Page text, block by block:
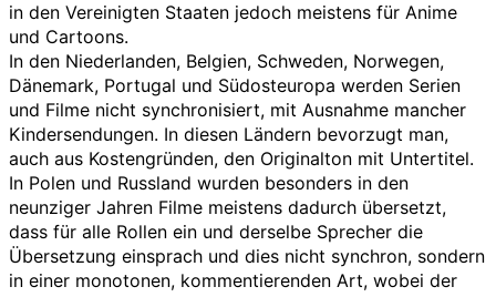
in den Vereinigten Staaten jedoch meistens für Anime
und Cartoons.
In den Niederlanden, Belgien, Schweden, Norwegen,
Dänemark, Portugal und Südosteuropa werden Serien
und Filme nicht synchronisiert, mit Ausnahme mancher
Kindersendungen. In diesen Ländern bevorzugt man,
auch aus Kostengründen, den Originalton mit Untertitel.
In Polen und Russland wurden besonders in den
neunziger Jahren Filme meistens dadurch übersetzt,
dass für alle Rollen ein und derselbe Sprecher die
Übersetzung einsprach und dies nicht synchron, sondern
in einer monotonen, kommentierenden Art, wobei der